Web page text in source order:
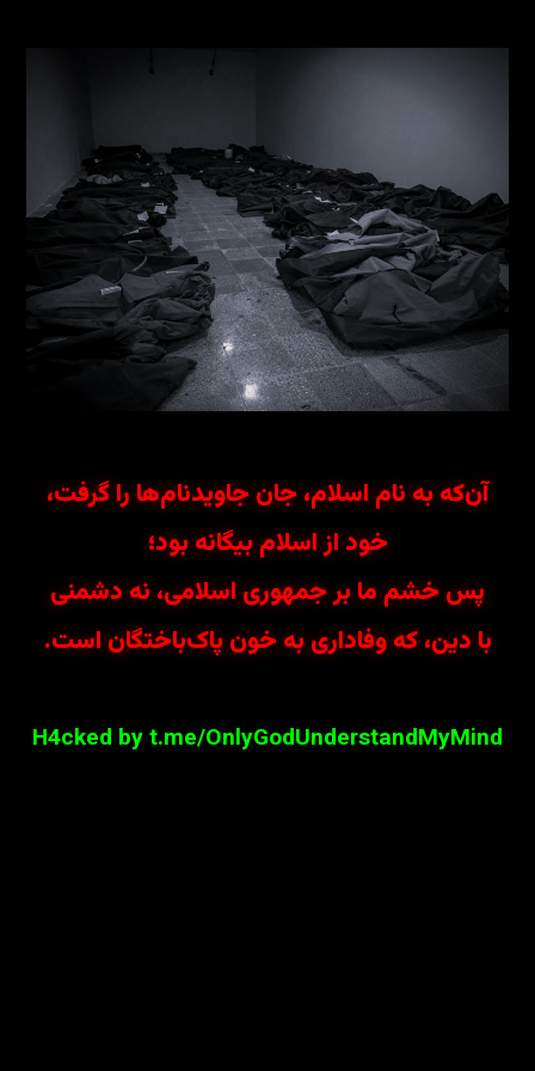
آن‌که به نام اسلام، جان جاویدنام‌ها را گرفت،
خود از اسلام بیگانه بود؛
پس خشم ما بر جمهوری اسلامی، نه دشمنی
با دین، که وفاداری به خون پاک‌باختگان است.
H4cked by t.me/OnlyGodUnderstandMyMind